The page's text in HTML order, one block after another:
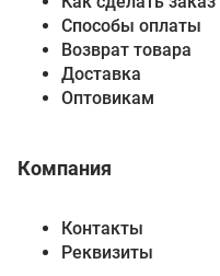
Способы оплаты
Возврат товара
Доставка
Оптовикам
Компания
Контакты
Реквизиты